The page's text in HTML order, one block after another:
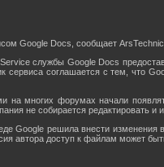
Google Docs, сообщает
службы Google Docs
сервиса соглашается с тем, что
многих форумах начали
не собирается редактировать
Google решила внести
автора доступ к файлам может